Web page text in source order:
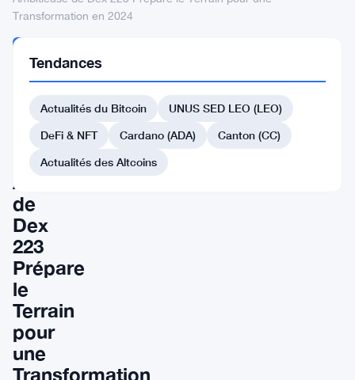
Transformation en 2024
CRYPTOMONNAIES
Feuille
Route
Ambitieuse
de
Dex
223
Prépare
le
Terrain
pour
une
Transformation
Tendances
Actualités du Bitcoin
UNUS SED LEO (LEO)
DeFi & NFT
Cardano (ADA)
Canton (CC)
Actualités des Altcoins